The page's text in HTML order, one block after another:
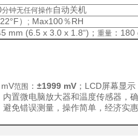
分钟无任何操作自动关机
）; Max100％RH
mm (6.5 x 3.0 x 1.8“)； 重量 ： 180
mV范围 ： ±1999 mV ； LCD屏幕显
内置微电脑放大器和温度传感器，
免错误测量，操作简单，经济实